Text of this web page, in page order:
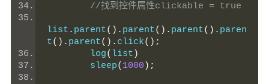
//找到控件属性clickable = true
list . parent(). parent(). parent(). paren
t(). parent(). click();
        log
( list )
        sleep
( 1000 );